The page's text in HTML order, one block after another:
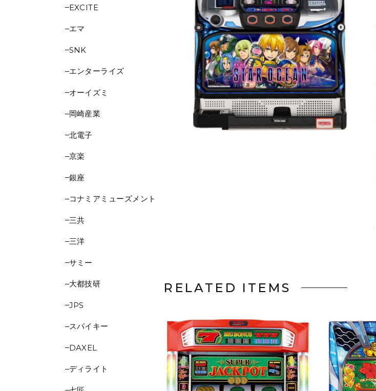
EXCITE
エマ
SNK
エンターライズ
オーイズミ
岡崎産業
北電子
京楽
銀座
コナミアミューズメント
三共
三洋
サミー
大都技研
JPS
スパイキー
DAXEL
ディライト
RELATED ITEMS